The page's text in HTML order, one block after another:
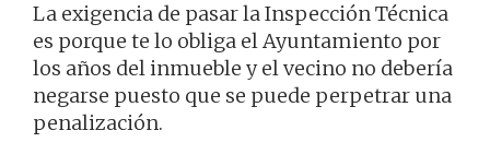
La exigencia de pasar la Inspección Técnica
es porque te lo obliga el Ayuntamiento por
los años del inmueble y el vecino no debería
negarse puesto que se puede perpetrar una
penalización.